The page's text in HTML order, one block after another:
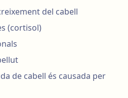
del cabell
(cortisol)
de cabell és causada per